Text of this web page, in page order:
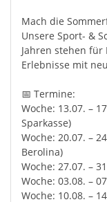
Mach die
Unsere Sport- &
Jahren stehen für
Erlebnisse mit
📅 Termine:
Woche: 13.07. –
Sparkasse)
Woche: 20.07. –
Berolina)
Woche: 27.07. –
Woche: 03.08. –
Woche: 10.08. –